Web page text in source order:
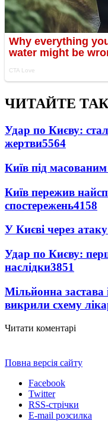
ЧИТАЙТЕ
Удар по Києву:
жертви5564
Київ під
Київ пережив
спостережень4158
У Києві через
Удар по Києву:
наслідки3851
Мільйонна застава
викрили схему
Читати коментарі
Повна версія сайту
Facebook
Twitter
RSS-стрічки
E-mail розсилка